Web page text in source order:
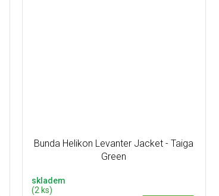
Bunda Helikon Levanter Jacket - Taiga
Green
skladem
(2 ks)